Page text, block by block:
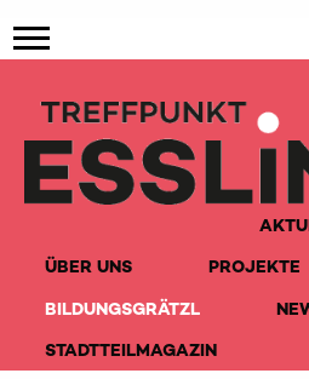
ÜBER UNS
PROJEKTE
BILDUNGSGRÄTZL
STADTTEILMAGAZIN